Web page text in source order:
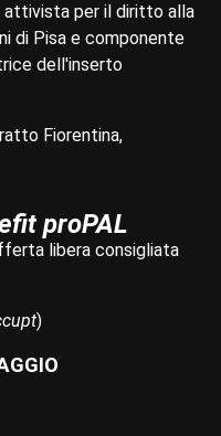
per il diritto alla
di Pisa e componente
dell'inserto
Fiorentina,
proPAL
libera consigliata
)